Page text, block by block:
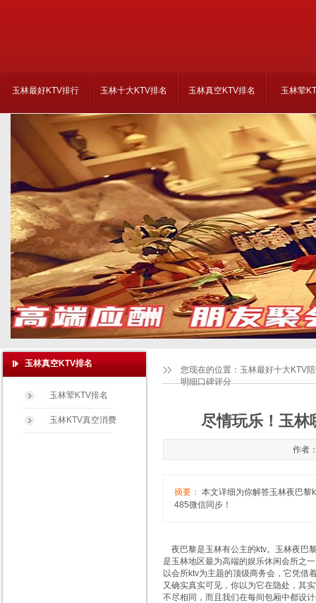
玉林最好KTV排行 玉林十大KTV排名 玉林真空KTV排名 玉林荤
您现在的位置： 玉林最好十大KTV
明细口碑评分
尽情玩乐！玉
作者
摘要： 本文详细为你解答玉林夜巴
485微信同步！
夜巴黎是玉林有公主的ktv。玉林夜巴
是玉林地区最为高端的娱乐休闲会所之
以会所ktv为主题的顶级商务会，它凭借
又确实真实可见，你以为它在隐处，其
不尽相同，而且我们在每间包厢中都设
玉林真空KTV排名
玉林荤KTV排名
玉林KTV真空消费